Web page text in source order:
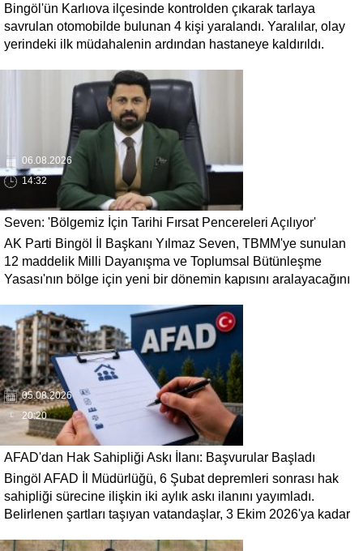
Bingöl'ün Karlıova ilçesinde kontrolden çıkarak tarlaya
savrulan otomobilde bulunan 4 kişi yaralandı. Yaralılar, olay
yerindeki ilk müdahalenin ardından hastaneye kaldırıldı.
06.08.2026
14:32
Seven: 'Bölgemiz İçin Tarihi Fırsat Pencereleri Açılıyor'
AK Parti Bingöl İl Başkanı Yılmaz Seven, TBMM'ye sunulan
12 maddelik Milli Dayanışma ve Toplumsal Bütünleşme
Yasası'nın bölge için yeni bir dönemin kapısını aralayacağını
ardından bölgemizin üretim, yatırım ve istihdam potansiyelinin
yeniden canlanacağına inanıyoruz' dedi.
05.08.2026
20:20
AFAD'dan Hak Sahipliği Askı İlanı: Başvurular Başladı
Bingöl AFAD İl Müdürlüğü, 6 Şubat depremleri sonrası hak
sahipliği sürecine ilişkin iki aylık askı ilanını yayımladı.
Belirlenen şartları taşıyan vatandaşlar, 3 Ekim 2026'ya kadar